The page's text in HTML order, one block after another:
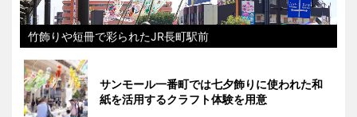
竹飾りや短冊で彩られたJR長町駅前
サンモール一番町では七夕飾りに使われた和
紙を活用するクラフト体験を用意